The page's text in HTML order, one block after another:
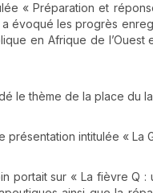
« Préparation et
a évoqué les progrès
en Afrique de l’Ouest
le thème de la place du
présentation intitulée «
portait sur « La fièvre Q